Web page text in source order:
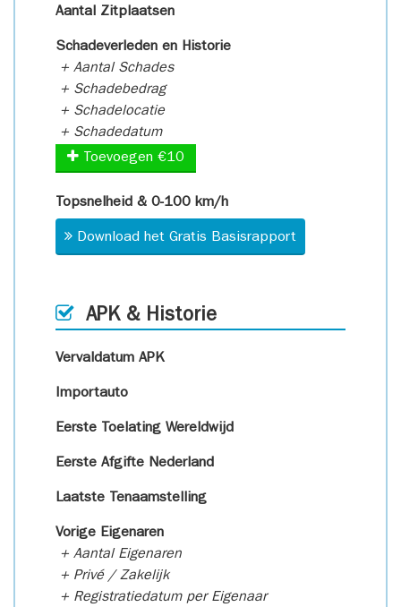
Aantal Zitplaatsen
Schadeverleden en Historie
+ Aantal Schades
+ Schadebedrag
+ Schadelocatie
+ Schadedatum
Toevoegen €10
Topsnelheid & 0-100 km/h
Download het Gratis Basisrapport
APK & Historie
Vervaldatum APK
Importauto
Eerste Toelating Wereldwijd
Eerste Afgifte Nederland
Laatste Tenaamstelling
Vorige Eigenaren
+ Aantal Eigenaren
+ Privé / Zakelijk
+ Registratiedatum per Eigenaar